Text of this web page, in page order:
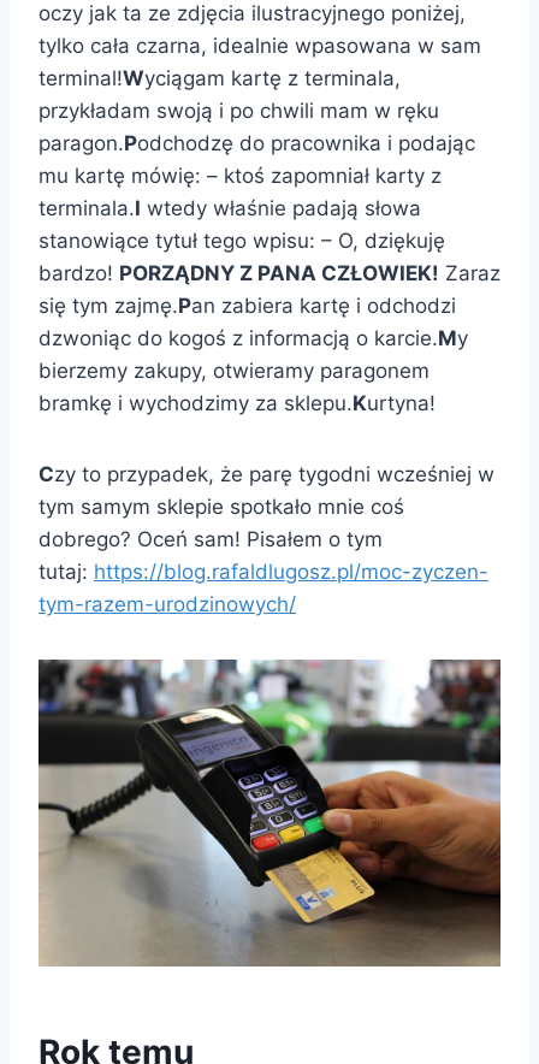
oczy jak ta ze zdjęcia ilustracyjnego poniżej,
tylko cała czarna, idealnie wpasowana w sam
terminal!Wyciągam kartę z terminala,
przykładam swoją i po chwili mam w ręku
paragon.Podchodzę do pracownika i podając
mu kartę mówię: – ktoś zapomniał karty z
terminala.I wtedy właśnie padają słowa
stanowiące tytuł tego wpisu: – O, dziękuję
bardzo! PORZĄDNY Z PANA CZŁOWIEK! Zaraz
się tym zajmę.Pan zabiera kartę i odchodzi
dzwoniąc do kogoś z informacją o karcie.My
bierzemy zakupy, otwieramy paragonem
bramkę i wychodzimy za sklepu.Kurtyna!
Czy to przypadek, że parę tygodni wcześniej w
tym samym sklepie spotkało mnie coś
dobrego? Oceń sam! Pisałem o tym
tutaj: https://blog.rafaldlugosz.pl/moc-zyczen-
tym-razem-urodzinowych/
Rok temu